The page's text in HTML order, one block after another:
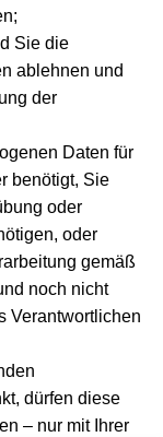
Sie die
ablehnen und
der
Daten für
benötigt, Sie
oder
oder
gemäß
noch nicht
Verantwortlichen
dürfen diese
– nur mit Ihrer